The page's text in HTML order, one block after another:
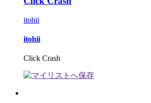
itohii
itohii
Click Crash